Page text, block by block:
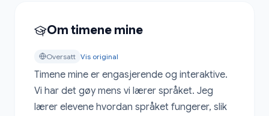
Om timene mine
Oversatt Vis original
Timene mine er engasjerende og interaktive.
Vi har det gøy mens vi lærer språket. Jeg
lærer elevene hvordan språket fungerer, slik